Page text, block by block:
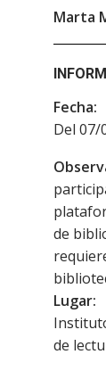
Marta
Fecha:
Del 07/
de
Lugar:
de